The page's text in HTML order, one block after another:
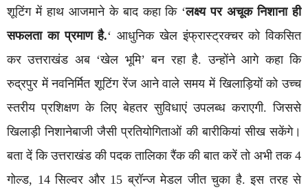
शूटिंग में हाथ आजमाने के बाद कहा कि ‘लक्ष्य पर अचूक निशाना ही
सफलता का प्रमाण है.‘ आधुनिक खेल इंफ्रास्ट्रक्चर को विकसित
कर उत्तराखंड अब ‘खेल भूमि’ बन रहा है. उन्होंने आगे कहा कि
रुद्रपुर में नवनिर्मित शूटिंग रेंज आने वाले समय में खिलाड़ियों को उच्च
स्तरीय प्रशिक्षण के लिए बेहतर सुविधाएं उपलब्ध कराएगी. जिससे
खिलाड़ी निशानेबाजी जैसी प्रतियोगिताओं की बारीकियां सीख सकेंगे।
बता दें कि उत्तराखंड की पदक तालिका रैंक की बात करें तो अभी तक 4
गोल्ड, 14 सिल्वर और 15 ब्रॉन्ज मेडल जीत चुका है. इस तरह से